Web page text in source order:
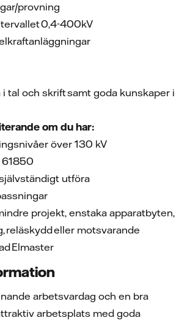
provning
0,4-400kV
tal och skrift samt goda kunskaper i
om du har:
över 130 kV
61850
utföra
projekt, enstaka apparatbyten,
reläskydd eller motsvarande
Elmaster
arbetsvardag och en bra
arbetsplats med goda